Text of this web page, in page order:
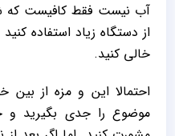
آب نیست فقط کافیست که
از دستگاه زیاد استفاده
خالی کنید.
احتمالا این و مزه از
موضوع را جدی بگیرید و